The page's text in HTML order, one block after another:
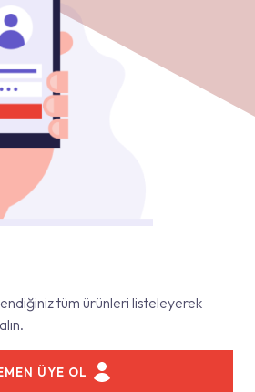
tüm ürünleri listeleyerek
ÜYE OL